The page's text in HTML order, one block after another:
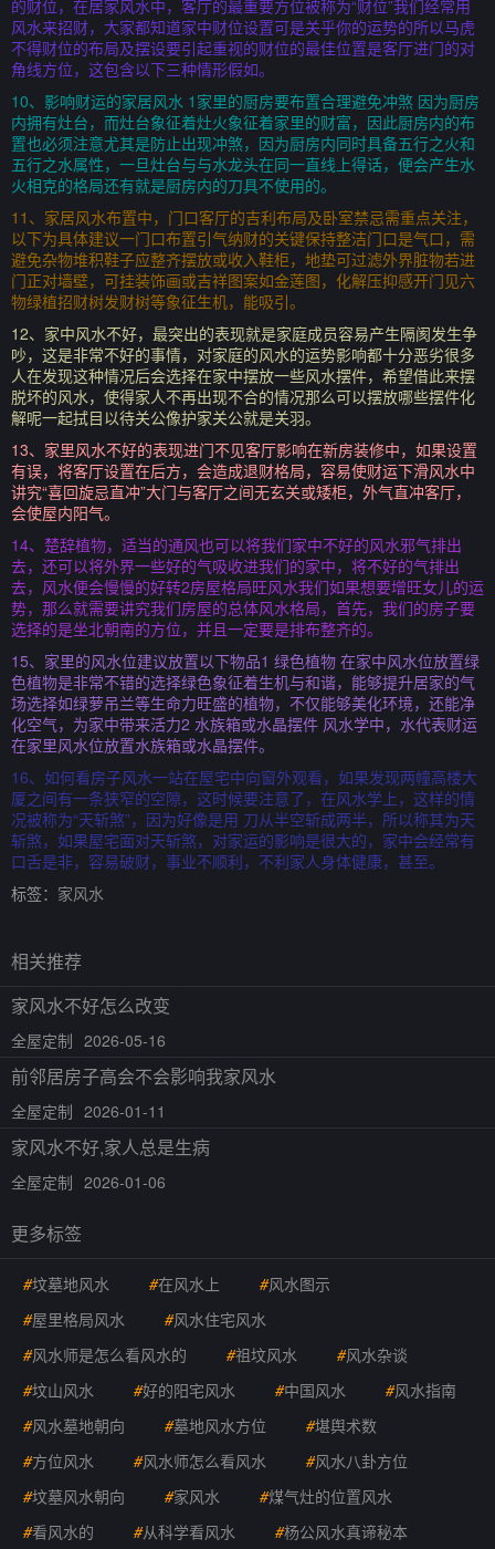
的财位，在居家风水中，客厅的最重要方位被称为“财位”我们经常用
风水来招财，大家都知道家中财位设置可是关乎你的运势的所以马虎
不得财位的布局及摆设要引起重视的财位的最佳位置是客厅进门的对
角线方位，这包含以下三种情形假如。
10、影响财运的家居风水 1家里的厨房要布置合理避免冲煞 因为厨房
内拥有灶台，而灶台象征着灶火象征着家里的财富，因此厨房内的布
置也必须注意尤其是防止出现冲煞，因为厨房内同时具备五行之火和
五行之水属性，一旦灶台与与水龙头在同一直线上得话，便会产生水
火相克的格局还有就是厨房内的刀具不使用的。
11、家居风水布置中，门口客厅的吉利布局及卧室禁忌需重点关注，
以下为具体建议一门口布置引气纳财的关键保持整洁门口是气口，需
避免杂物堆积鞋子应整齐摆放或收入鞋柜，地垫可过滤外界脏物若进
门正对墙壁，可挂装饰画或吉祥图案如金莲图，化解压抑感开门见六
物绿植招财树发财树等象征生机，能吸引。
12、家中风水不好，最突出的表现就是家庭成员容易产生隔阂发生争
吵，这是非常不好的事情，对家庭的风水的运势影响都十分恶劣很多
人在发现这种情况后会选择在家中摆放一些风水摆件，希望借此来摆
脱坏的风水，使得家人不再出现不合的情况那么可以摆放哪些摆件化
解呢一起拭目以待关公像护家关公就是关羽。
13、家里风水不好的表现进门不见客厅影响在新房装修中，如果设置
有误，将客厅设置在后方，会造成退财格局，容易使财运下滑风水中
讲究“喜回旋忌直冲”大门与客厅之间无玄关或矮柜，外气直冲客厅，
会使屋内阳气。
14、楚辞植物，适当的通风也可以将我们家中不好的风水邪气排出
去，还可以将外界一些好的气吸收进我们的家中，将不好的气排出
去，风水便会慢慢的好转2房屋格局旺风水我们如果想要增旺女儿的运
势，那么就需要讲究我们房屋的总体风水格局，首先，我们的房子要
选择的是坐北朝南的方位，并且一定要是排布整齐的。
15、家里的风水位建议放置以下物品1 绿色植物 在家中风水位放置绿
色植物是非常不错的选择绿色象征着生机与和谐，能够提升居家的气
场选择如绿萝吊兰等生命力旺盛的植物，不仅能够美化环境，还能净
化空气，为家中带来活力2 水族箱或水晶摆件 风水学中，水代表财运
在家里风水位放置水族箱或水晶摆件。
16、如何看房子风水一站在屋宅中向窗外观看，如果发现两幢高楼大
厦之间有一条狭窄的空隙，这时候要注意了，在风水学上，这样的情
况被称为“天斩煞”，因为好像是用 刀从半空斩成两半，所以称其为天
斩煞，如果屋宅面对天斩煞，对家运的影响是很大的，家中会经常有
口舌是非，容易破财，事业不顺利，不利家人身体健康，甚至。
标签： 家风水
相关推荐
家风水不好怎么改变
全屋定制 2026-05-16
前邻居房子高会不会影响我家风水
全屋定制 2026-01-11
家风水不好,家人总是生病
全屋定制 2026-01-06
更多标签
#坟墓地风水 #在风水上 #风水图示
#屋里格局风水 #风水住宅风水
#风水师是怎么看风水的 #祖坟风水 #风水杂谈
#坟山风水 #好的阳宅风水 #中国风水 #风水指南
#风水墓地朝向 #墓地风水方位 #堪舆术数
#方位风水 #风水师怎么看风水 #风水八卦方位
#坟墓风水朝向 #家风水 #煤气灶的位置风水
#看风水的 #从科学看风水 #杨公风水真谛秘本